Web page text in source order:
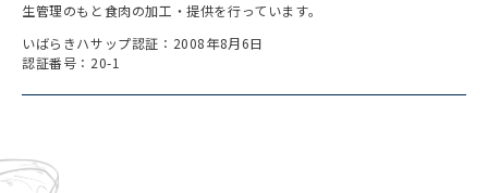
生管理のもと食肉の加工・提供を行っています。
いばらきハサップ認証：2008年8月6日
認証番号：20-1